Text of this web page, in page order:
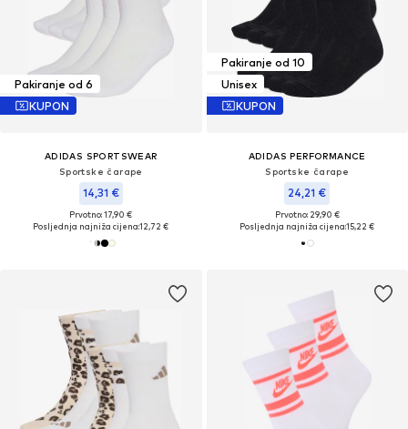
Pakiranje od 6
KUPON
ADIDAS SPORTSWEAR
Sportske čarape
14,31 €
Prvotno: 17,90 €
Posljednja najniža cijena:12,72 €
Pakiranje od 10
Unisex
KUPON
ADIDAS PERFORMANCE
Sportske čarape
24,21 €
Prvotno: 29,90 €
Posljednja najniža cijena:15,22 €